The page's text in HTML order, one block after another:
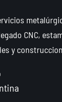
CNC,
y